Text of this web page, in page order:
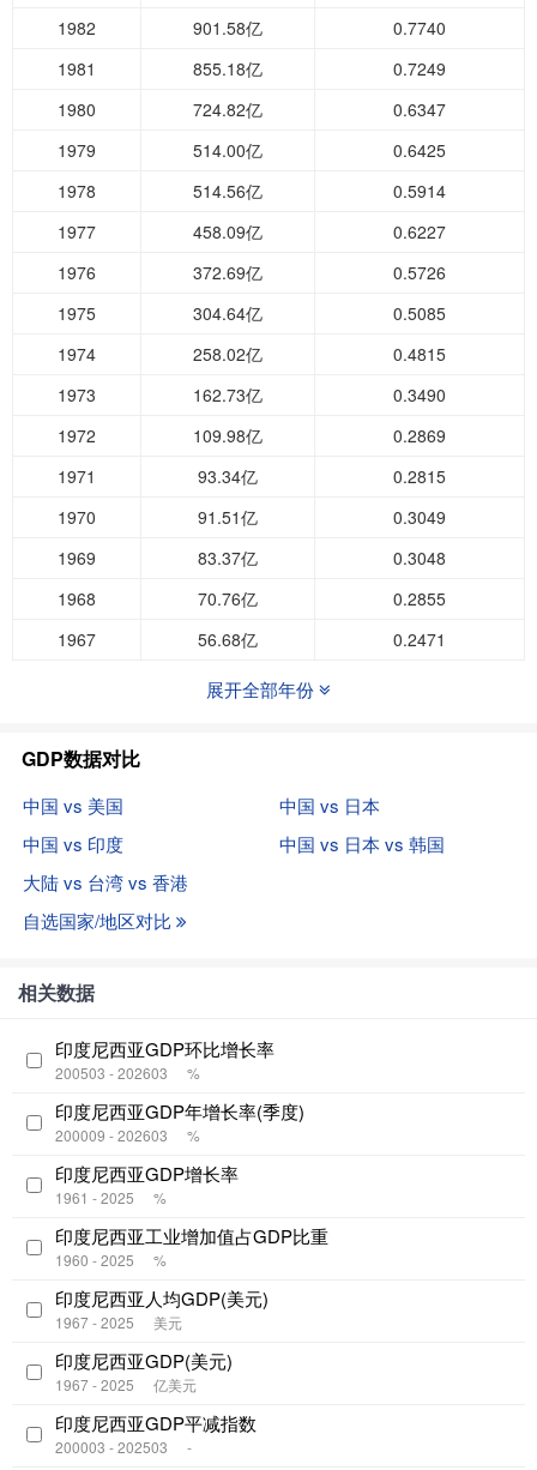
1982 901.58亿
0.7740
1981
855.18亿
0.7249
1980
724.82亿
0.6347
1979
514.00亿
0.6425
1978
514.56亿
0.5914
1977
458.09亿
0.6227
1976
372.69亿
0.5726
1975
304.64亿
0.5085
1974
258.02亿
0.4815
1973
162.73亿
0.3490
1972
109.98亿
0.2869
1971
93.34亿
0.2815
1970
91.51亿
0.3049
1969
83.37亿
0.3048
1968
70.76亿
0.2855
1967
56.68亿 0.2471
展开全部年份
GDP数据对比
中国 vs 美国
中国 vs 日本
中国 vs 印度
中国 vs 日本 vs 韩国
大陆 vs 台湾 vs 香港
自选国家/地区对比
相关数据
印度尼西亚GDP环比增长率
200503 - 202603 %
印度尼西亚GDP年增长率(季度)
200009 - 202603 %
印度尼西亚GDP增长率
1961 - 2025 %
印度尼西亚工业增加值占GDP比重
1960 - 2025 %
印度尼西亚人均GDP(美元)
1967 - 2025 美元
印度尼西亚GDP(美元)
1967 - 2025 亿美元
印度尼西亚GDP平减指数
200003 - 202503 -